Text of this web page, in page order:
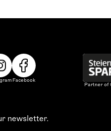
Facebook
newsletter.
Partner of